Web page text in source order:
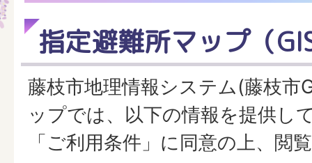
指定避難所マップ（
藤枝市地理情報システム(藤枝市
ップでは、以下の情報を提供し
「ご利用条件」に同意の上、閲